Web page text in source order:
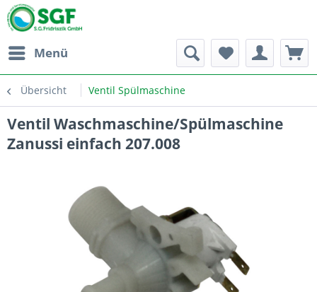
Menü
Übersicht Ventil Spülmaschine
Ventil Waschmaschine/Spülmaschine
Zanussi einfach 207.008